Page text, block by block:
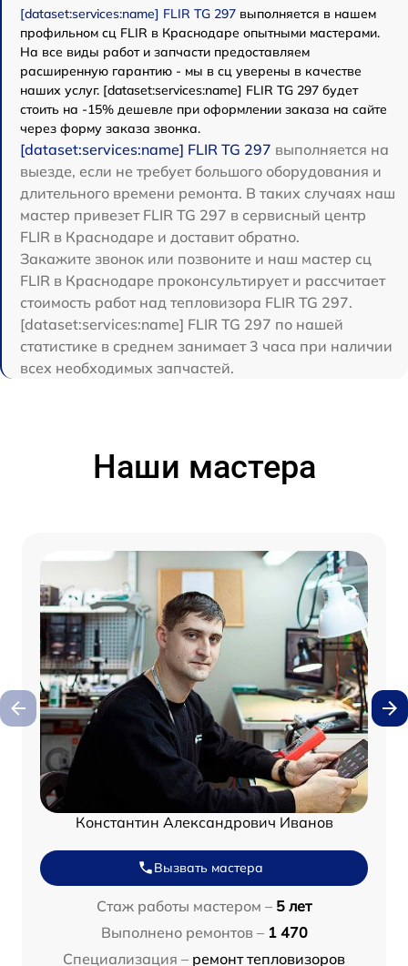
[dataset:services:name] FLIR TG 297 выполняется в нашем
профильном сц FLIR в Краснодаре опытными мастерами.
На все виды работ и запчасти предоставляем
расширенную гарантию - мы в сц уверены в качестве
наших услуг. [dataset:services:name] FLIR TG 297 будет
стоить на -15% дешевле при оформлении заказа на сайте
через форму заказа звонка.
[dataset:services:name] FLIR TG 297 выполняется на
выезде, если не требует большого оборудования и
длительного времени ремонта. В таких случаях наш
мастер привезет FLIR TG 297 в сервисный центр
FLIR в Краснодаре и доставит обратно.
Закажите звонок или позвоните и наш мастер сц
FLIR в Краснодаре проконсультирует и рассчитает
стоимость работ над тепловизора FLIR TG 297.
[dataset:services:name] FLIR TG 297 по нашей
статистике в среднем занимает 3 часа при наличии
всех необходимых запчастей.
Наши мастера
Константин Александрович Иванов
Вызвать мастера
Стаж работы мастером – 5 лет
Выполнено ремонтов – 1 470
Специализация – ремонт тепловизоров